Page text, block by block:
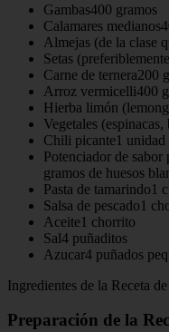
Gambas400 gramos
Calamares
Almejas (de la clase
Setas
Carne de ternera200
Arroz vermicelli400
Hierba limón
Vegetales
Chili picante1 unidad
Potenciador de sabor
gramos de huesos
Pasta de tamarindo1
Salsa de pescado1
Aceite1 chorrito
Sal4 puñaditos
Azucar4 puñados
Ingredientes de la Receta
Preparación de la